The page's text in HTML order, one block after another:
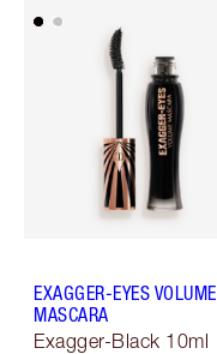
EXAGGER-EYES VOLUME
MASCARA
Exagger-Black 10ml